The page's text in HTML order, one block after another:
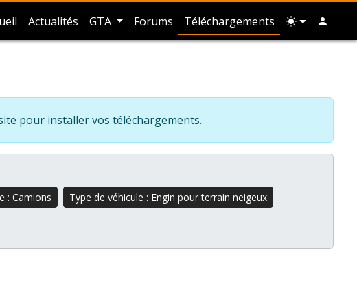
Actualités GTA Forums Téléchargements
pour installer vos téléchargements.
: Camions Type de véhicule : Engin pour terrain neigeux